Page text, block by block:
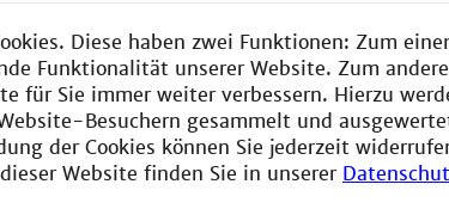
uns über die A6, Abfahrt Mannheim Mitte.
dem Hinweisschild Richtung Hochschule
Sie die gelbe Brücke und finden die
rechten Seite zu Beginn der Neckauer Straße.
Sie in der Speyrer Straße und auf dem
John-Deere-Straße/Paul-Wittsack-
Diese haben zwei Funktionen: Zum
Funktionalität unserer Website. Zum
für Sie immer weiter verbessern. Hierzu
Besuchern gesammelt und
der Cookies können Sie jederzeit
Website finden Sie in unserer